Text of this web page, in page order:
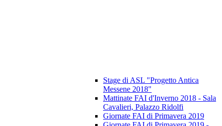
Stage di ASL "Progetto Antica
Messene 2018"
Mattinate FAI d'Inverno 2018 - Sala
Cavalieri, Palazzo Ridolfi
Giornate FAI di Primavera 2019